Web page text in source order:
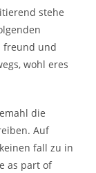
stehe
freund und
wohl eres
die
Auf
fall zu in
as part of